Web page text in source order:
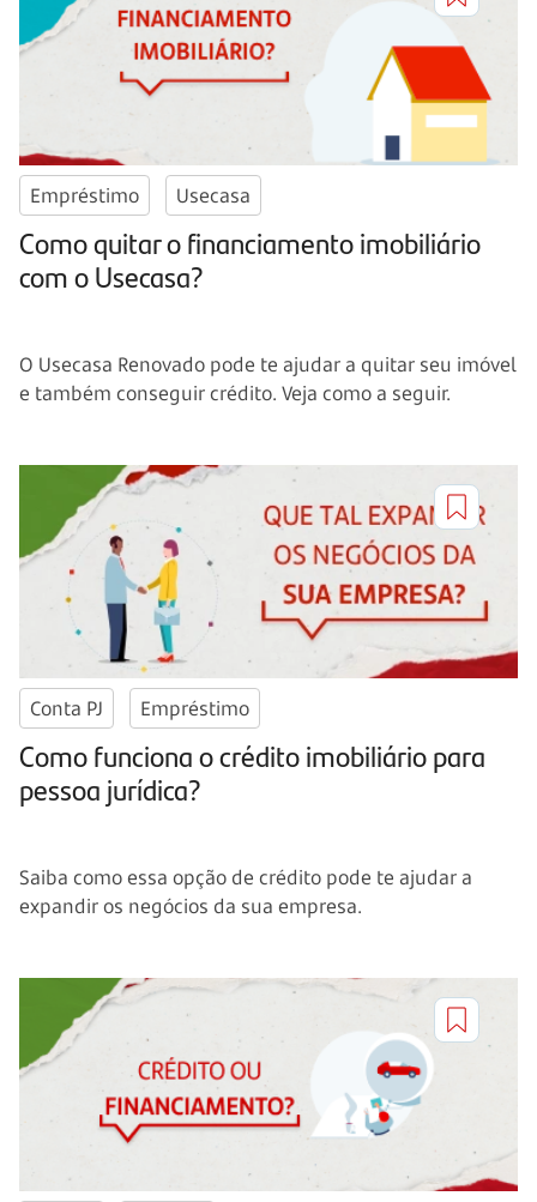
Empréstimo Usecasa
Como quitar o financiamento imobiliário
com o Usecasa?
O Usecasa Renovado pode te ajudar a quitar seu imóvel
e também conseguir crédito. Veja como a seguir.
Conta PJ Empréstimo
Como funciona o crédito imobiliário para
pessoa jurídica?
Saiba como essa opção de crédito pode te ajudar a
expandir os negócios da sua empresa.